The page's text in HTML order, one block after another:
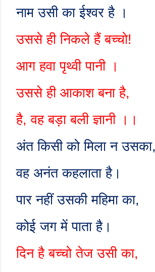
नाम उसी का ईश्वर है ।
उससे ही निकले हैं बच्चो!
आग हवा पृथ्वी पानी ।
उससे ही आकाश बना है,
है, वह बड़ा बली ज्ञानी ।।
अंत किसी को मिला न उसका,
वह अनंत कहलाता है।
पार नहीं उसकी महिमा का,
कोई जग में पाता है।
दिन है बच्चो तेज उसी का,